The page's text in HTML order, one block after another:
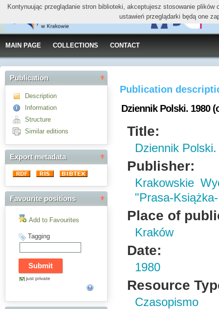
MAIN PAGE COLLECTIONS CONTACT
Publication
Description
Information
Structure
Similar editions
Export metadata
Favourite positions
Add to Favourites
Tagging
just private
Publication
Dziennik Polski. 1980
Title:
Dziennik
Publisher:
Krakowskie
"Prasa-
Place of
Kraków
Date:
1980
Resource
Czasopismo
Kontynuując przeglądanie stron biblioteki, akceptujesz stosowanie
ustawień przeglądarki będą one